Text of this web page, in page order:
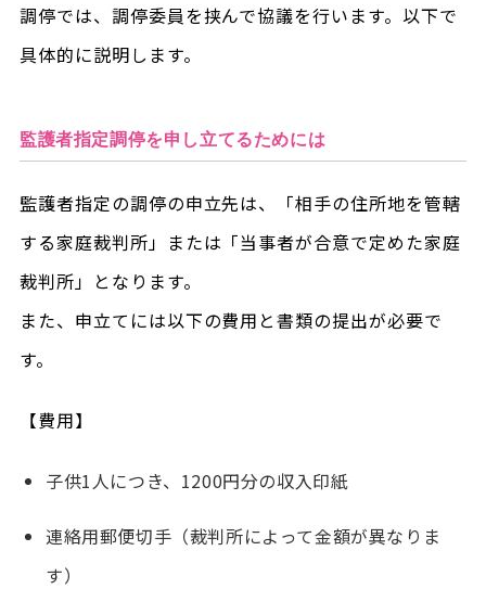
調停では、調停委員を挟んで協議を行います。以下で
具体的に説明します。
監護者指定調停を申し立てるためには
監護者指定の調停の申立先は、「相手の住所地を管轄
する家庭裁判所」または「当事者が合意で定めた家庭
裁判所」となります。
また、申立てには以下の費用と書類の提出が必要で
す。
【費用】
子供1人につき、1200円分の収入印紙
連絡用郵便切手（裁判所によって金額が異なりま
す）